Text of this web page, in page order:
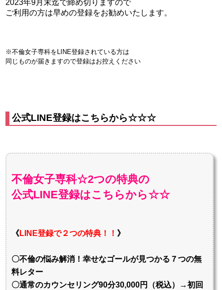
2023年9月末迄で締め切りますので
ご利用の方は早めの登録をお勧めいたします。
※不倫女子専科をLINE登録されている方は
同じものが届きますので登録はお控えください
公式LINE登録はこちらから☆☆☆
不倫女子専科☆2つの特典の
公式LINE登録はこちらから☆☆
《LINE登録で２つの特典！！ 》
〇不倫の悩み解消！幸せなゴールが見つかる７つの無
料レター
〇通常のカウンセリング90分30,000円（税込）→初回